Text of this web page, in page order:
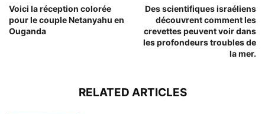
Voici la réception colorée
pour le couple Netanyahu en
Ouganda
Des scientifiques israéliens
découvrent comment les
crevettes peuvent voir dans
les profondeurs troubles de
la mer.
RELATED ARTICLES